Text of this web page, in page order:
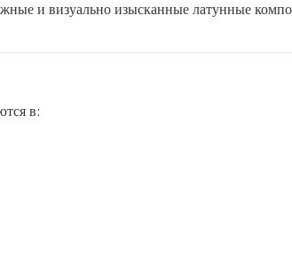
и визуально изысканные латунные
в: